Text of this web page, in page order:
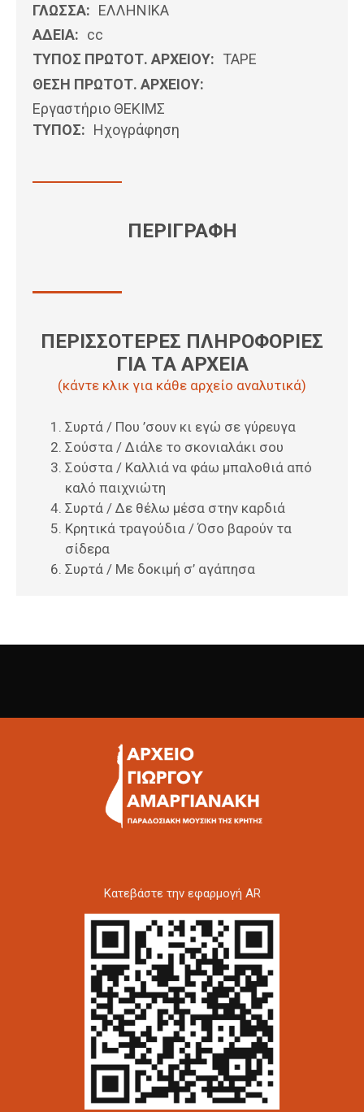
ΓΛΩΣΣΑ: ΕΛΛΗΝΙΚΆ
ΑΔΕΙΑ: cc
ΤΥΠΟΣ ΠΡΩΤΟΤ. ΑΡΧΕΙΟΥ: ΤΑΡΕ
ΘΕΣΗ ΠΡΩΤΟΤ. ΑΡΧΕΙΟΥ:
Εργαστήριο ΘΕΚΙΜΣ
ΤΥΠΟΣ: Ηχογράφηση
ΠΕΡΙΓΡΑΦΗ
ΠΕΡΙΣΣΟΤΕΡΕΣ ΠΛΗΡΟΦΟΡΙΕΣ
ΓΙΑ ΤΑ ΑΡΧΕΙΑ
(κάντε κλικ για κάθε αρχείο αναλυτικά)
Συρτά / Που ’σουν κι εγώ σε γύρευγα
Σούστα / Διάλε το σκονιαλάκι σου
Σούστα / Καλλιά να φάω μπαλοθιά από
καλό παιχνιώτη
Συρτά / Δε θέλω μέσα στην καρδιά
Κρητικά τραγούδια / Όσο βαρούν τα
σίδερα
Συρτά / Με δοκιμή σ’ αγάπησα
Kατεβάστε την εφαρμογή AR